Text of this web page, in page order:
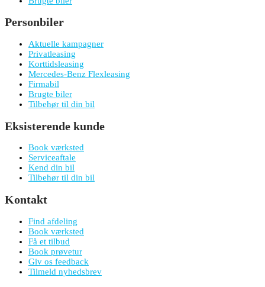
Personbiler
Aktuelle kampagner
Privatleasing
Korttidsleasing
Mercedes-Benz Flexleasing
Firmabil
Brugte biler
Tilbehør til din bil
Eksisterende kunde
Book værksted
Serviceaftale
Kend din bil
Tilbehør til din bil
Kontakt
Find afdeling
Book værksted
Få et tilbud
Book prøvetur
Giv os feedback
Tilmeld nyhedsbrev